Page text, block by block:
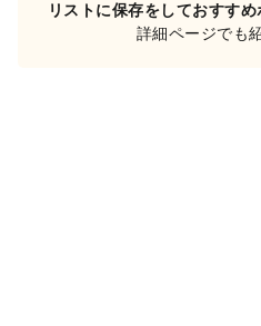
リストに保存をしておすす
詳細ページでも